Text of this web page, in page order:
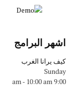
اشهر البرامج
كيف يرانا الغرب
Sunday
9:00 am
- 10:00 am